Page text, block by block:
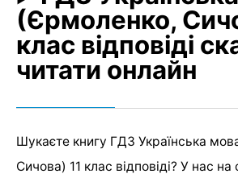
(Єрмоленко,
клас відповіді
читати онлайн
Шукаєте книгу ГДЗ Українська
Сичова) 11 клас відповіді? У нас